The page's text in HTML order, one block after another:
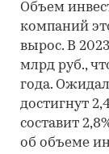
Объем
компаний
вырос. В
млрд руб.,
года.
достигнут
составит
об объеме